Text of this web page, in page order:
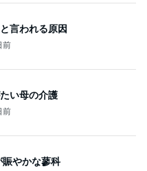
言われる原因
前
い母の介護
前
やかな蓼科